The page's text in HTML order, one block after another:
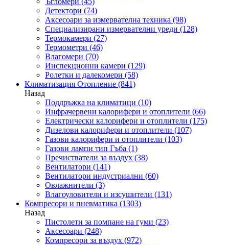
Детектори (74)
Аксесоари за измервателна техника (98)
Специализирани измервателни уреди (128)
Термокамери (27)
Термометри (46)
Влагомери (70)
Инспекционни камери (129)
Ролетки и далекомери (58)
Климатизация Отопление (841)
Назад
Поддръжка на климатици (10)
Инфрачервени калорифери и отоплители (66)
Електрически калорифери и отоплители (175)
Дизелови калорифери и отоплители (107)
Газови калорифери и отоплители (103)
Газови лампи тип Гъба (1)
Пречистватели за въздух (38)
Вентилатори (141)
Вентилатори индустриални (60)
Овлажнители (3)
Влагоуловители и изсушители (131)
Компресори и пневматика (1303)
Назад
Пистолети за помпане на гуми (23)
Аксесоари (248)
Компресори за въздух (972)